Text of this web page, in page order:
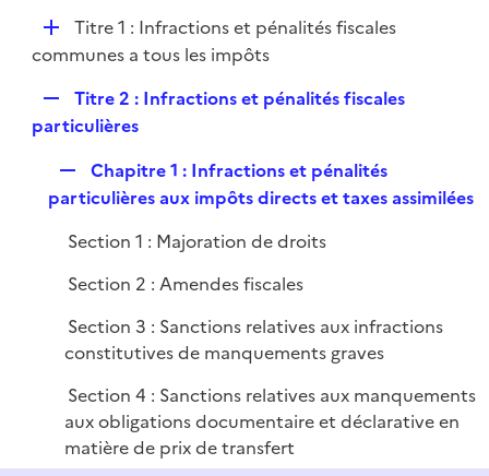
r
l
i
e
r
p
l
r
D
é
i
Titre 1 : Infractions et pénalités fiscales
communes a tous les impôts
e
l
i
e
r
Titre 2 : Infractions et pénalités fiscales
particulières
e
l
r
Chapitre 1 : Infractions et pénalités
particulières aux impôts directs et taxes assimilées
Section 1 : Majoration de droits
Section 2 : Amendes fiscales
Section 3 : Sanctions relatives aux infractions
constitutives de manquements graves
Section 4 : Sanctions relatives aux manquements
aux obligations documentaire et déclarative en
matière de prix de transfert